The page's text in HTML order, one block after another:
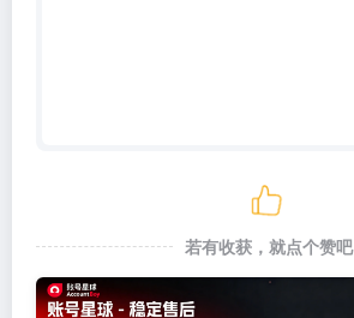
若有收获，就点个赞吧